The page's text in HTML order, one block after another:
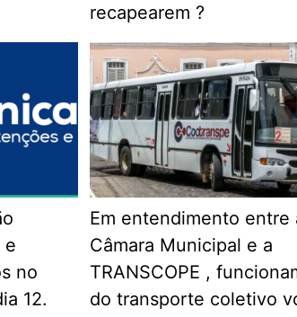
recapearem ?
e
no
12.
Em entendimento entre
Câmara Municipal e a
TRANSCOPE ,
do transporte coletivo